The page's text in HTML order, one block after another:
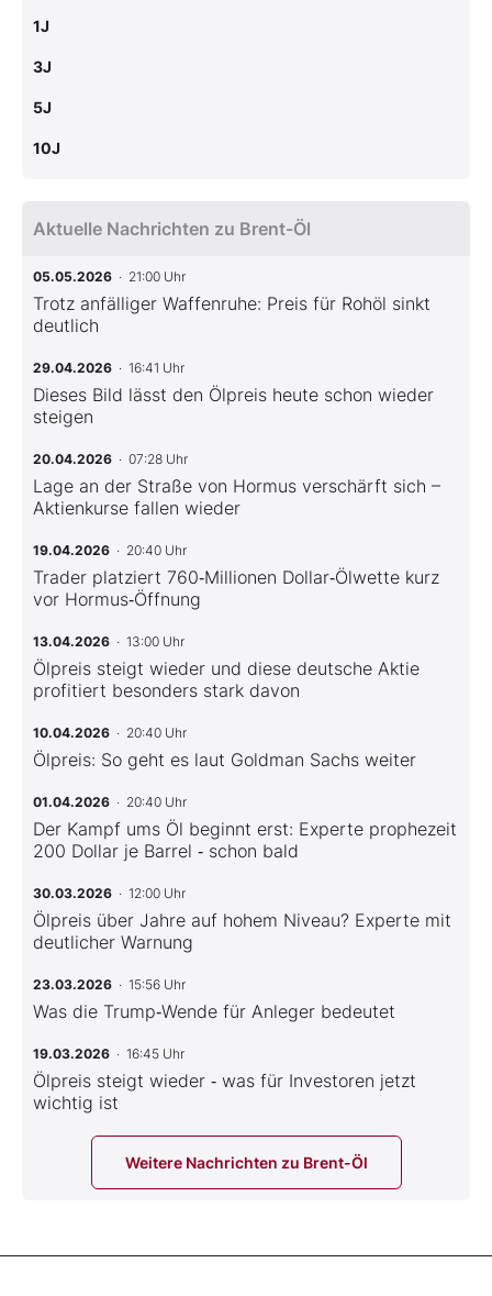
1J
3J
5J
10J
Aktuelle Nachrichten zu Brent-Öl
05.05.2026 · 21:00 Uhr
Trotz anfälliger Waffenruhe: Preis für Rohöl sinkt
deutlich
29.04.2026 · 16:41 Uhr
Dieses Bild lässt den Ölpreis heute schon wieder
steigen
20.04.2026 · 07:28 Uhr
Lage an der Straße von Hormus verschärft sich –
Aktienkurse fallen wieder
19.04.2026 · 20:40 Uhr
Trader platziert 760‑Millionen Dollar‑Ölwette kurz
vor Hormus‑Öffnung
13.04.2026 · 13:00 Uhr
Ölpreis steigt wieder und diese deutsche Aktie
profitiert besonders stark davon
10.04.2026 · 20:40 Uhr
Ölpreis: So geht es laut Goldman Sachs weiter
01.04.2026 · 20:40 Uhr
Der Kampf ums Öl beginnt erst: Experte prophezeit
200 Dollar je Barrel ‑ schon bald
30.03.2026 · 12:00 Uhr
Ölpreis über Jahre auf hohem Niveau? Experte mit
deutlicher Warnung
23.03.2026 · 15:56 Uhr
Was die Trump‑Wende für Anleger bedeutet
19.03.2026 · 16:45 Uhr
Ölpreis steigt wieder ‑ was für Investoren jetzt
wichtig ist
Weitere Nachrichten zu Brent-Öl